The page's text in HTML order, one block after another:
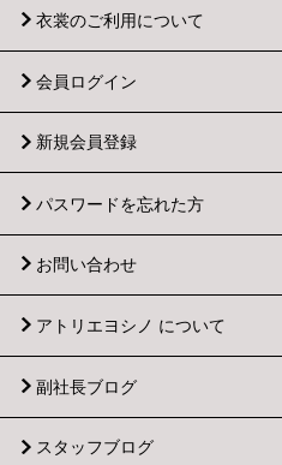
衣裳のご利用について
会員ログイン
新規会員登録
パスワードを忘れた方
お問い合わせ
アトリエヨシノ について
副社長ブログ
スタッフブログ